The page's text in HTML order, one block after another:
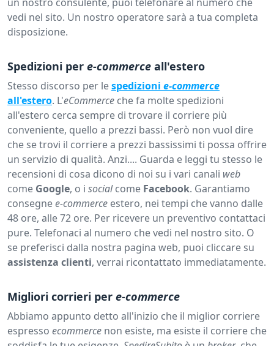
vedi nel sito. Un nostro operatore sarà a tua completa
disposizione.
Spedizioni per e-commerce all'estero
Stesso discorso per lespedizioni e-commerce
all'estero. L'eCommerce che fa molte spedizioni
all'estero cerca sempre di trovare il corriere più
conveniente, quello a prezzi bassi. Però non vuol dire
che se trovi il corriere a prezzi bassissimi ti possa offrire
un servizio di qualità. Anzi.... Guarda e leggi tu stesso le
recensioni di cosa dicono di noi su i vari canali web
come Google, o i socialcome Facebook. Garantiamo
consegnee-commerce estero, nei tempi che vanno dalle
48 ore, alle 72 ore. Per ricevere un preventivo contattaci
pure. Telefonaci al numero che vedi nel nostro sito. O
se preferisci dalla nostra pagina web, puoi cliccare su
assistenza clienti, verrai ricontattato immediatamente.
Migliori corrieri per e-commerce
Abbiamo appunto detto all'inizio che il miglior corriere
espresso ecommerce non esiste, ma esiste il corriere che